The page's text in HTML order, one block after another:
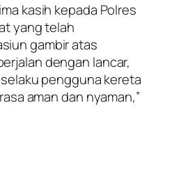
kasih kepada Polres
yang telah
gambir atas
dengan lancar,
pengguna kereta
aman dan nyaman,”